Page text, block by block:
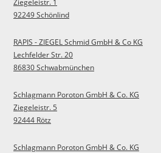
Ziegeleistr. 1
92249 Schönlind
RAPIS - ZIEGEL Schmid GmbH & Co KG
Lechfelder Str. 20
86830 Schwabmünchen
Schlagmann Poroton GmbH & Co. KG
Ziegeleistr. 5
92444 Rötz
Schlagmann Poroton GmbH & Co. KG